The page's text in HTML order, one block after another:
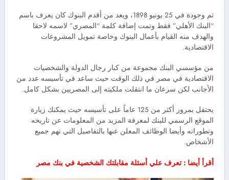
تم وجودة في 25 يونيو 1898، ويعد من أقدم البنوك كان يعرف باسم
“البنك الأهلي” فقط وتمت إضافة كلمة “المصري” لاسمه لاحقا
والهدف منه القيام بأعمال البنوك وخاصة تمويل المشروعات
الاقتصادية.
من مؤسسي البنك مجموعة من كبار رجال الدولة والشخصيات
الاقتصادية في مصر في ذلك الوقت حيث ساعد في تأسيسه عدد من
الأجانب لكن سرعان ما انتقلت ملكيته إلى المصريين بشكل كامل.
يحتفل بمرور أكثر من 125 عاماً على تأسيسه حيث يمكنك زيارة
الموقع الرسمي للبنك لمعرفة المزيد من المعلومات عن تاريخه
وتطوراته وأيضا الوظائف المعلن عنها بالتفاصيل التي تهم جميع
الأشخاص.
أقرأ أيضا : تعرف علي أسئلة مقابلتك الشخصية في بنك مصر